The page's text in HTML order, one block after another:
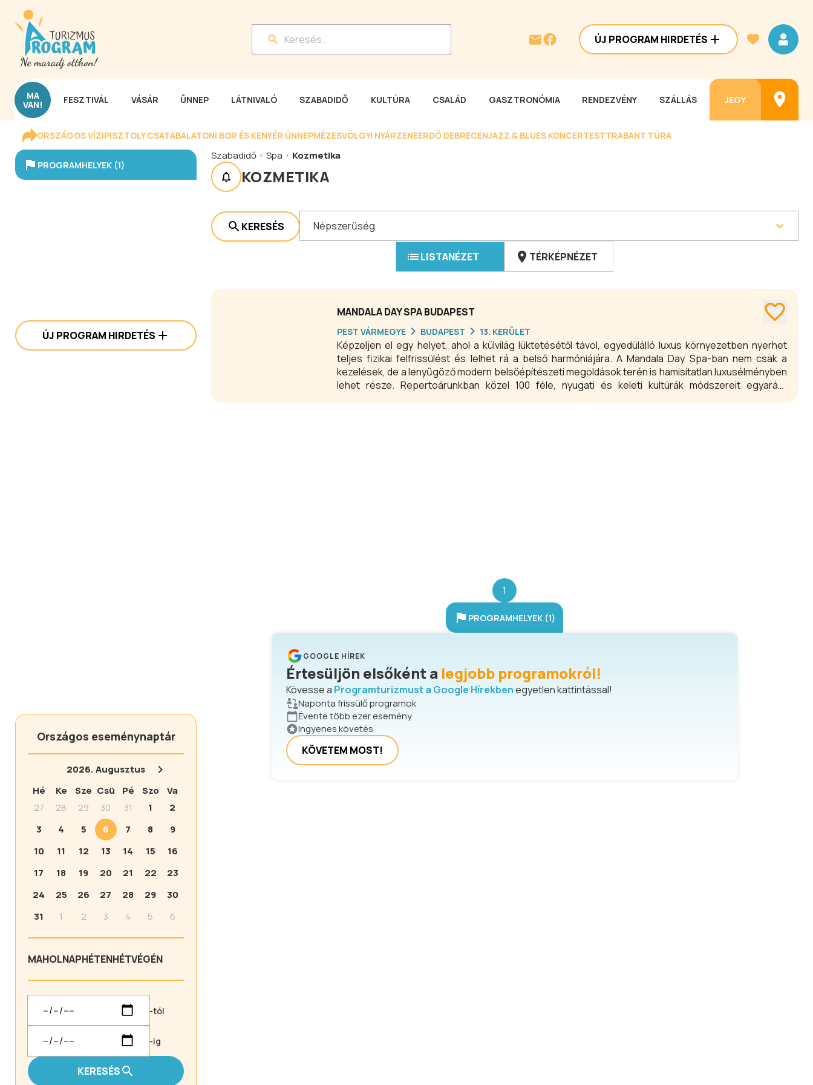
ÚJ PROGRAM HIRDETÉS
MA
VAN! FESZTIVÁL VÁSÁR ÜNNEP LÁTNIVALÓ SZABADIDŐ KULTÚRA CSALÁD GASZTRONÓMIA RENDEZVÉNY SZÁLLÁS JEGY
ORSZÁGOS VÍZIPISZTOLY CSATABALATONI BOR ÉS KENYÉR ÜNNEPMÉZESVÖLGYI NYÁRZENEERDŐ DEBRECENJAZZ & BLUES KONCERTESTTRABANT TÚRA
PROGRAMHELYEK (1)
ÚJ PROGRAM HIRDETÉS
Országos eseménynaptár
2026.Augusztus
Hé
Ke Sze Csü Pé Szo
Va
27
28 29 30 31 1
2
3
4 5 6 7 8
9
10
11 12 13 14 15
16
17
18 19 20 21 22
23
24
25 26 27 28 29
30
31
1 2 3 4 5 6
MAHOLNAPHÉTENHÉTVÉGÉN
-tól
-ig
KERESÉS
Szabadidő Spa Kozmetika
KOZMETIKA
KERESÉS Népszerűség
LISTANÉZET TÉRKÉPNÉZET
MANDALA DAY SPA BUDAPEST
PEST VÁRMEGYE BUDAPEST 13. KERÜLET
Képzeljen el egy helyet, ahol a külvilág lüktetésétől távol, egyedülálló luxus környezetben nyerhet
teljes fizikai felfrissülést és lelhet rá a belső harmóniájára. A Mandala Day Spa-ban nem csak a
kezelések, de a lenyűgöző modern belsőépítészeti megoldások terén is hamisítatlan luxusélményben
lehet része. Repertoárunkban közel 100 féle, nyugati és keleti kultúrák módszereit egyaránt
1
PROGRAMHELYEK (1)
GOOGLE HÍREK
Értesüljön elsőként a legjobb programokról!
Kövesse a Programturizmust a Google Hírekbenegyetlen kattintással!
Naponta frissülő programok
Évente több ezer esemény
Ingyenes követés
KÖVETEM MOST!